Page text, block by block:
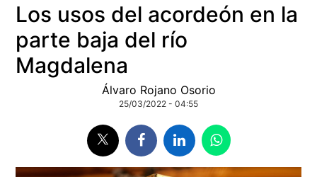
Los usos del acordeón en la
parte baja del río
Magdalena
Álvaro Rojano Osorio
25/03/2022 - 04:55